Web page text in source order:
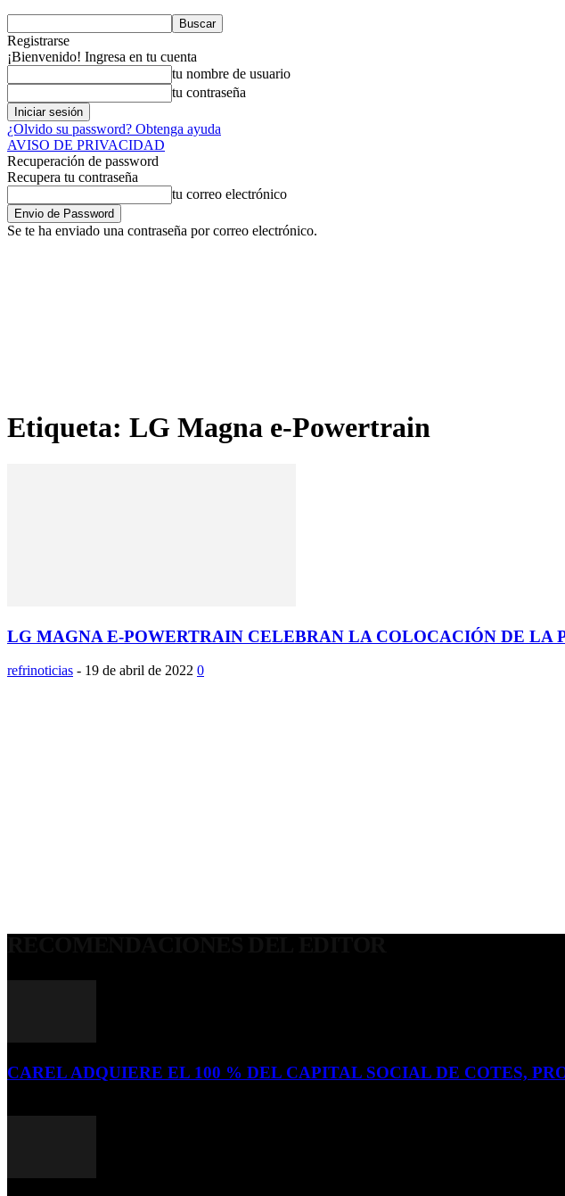
Registrarse
¡Bienvenido! Ingresa en tu cuenta
tu nombre de usuario
tu contraseña
¿Olvido su password? Obtenga ayuda
AVISO DE PRIVACIDAD
Recuperación de password
Recupera tu contraseña
tu correo electrónico
Se te ha enviado una contraseña por correo electrónico.
Etiqueta: LG Magna e-Powertrain
LG MAGNA E-POWERTRAIN CELEBRAN LA COLOCACIÓN DE LA
refrinoticias - 19 de abril de 2022 0
CAREL ADQUIERE EL 100 % DEL CAPITAL SOCIAL DE COTES,